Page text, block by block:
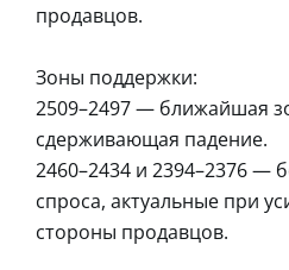
продавцов.
Зоны поддержки:
2509–2497 — ближайшая
сдерживающая падение.
2460–2434 и 2394–2376 —
спроса, актуальные при
стороны продавцов.